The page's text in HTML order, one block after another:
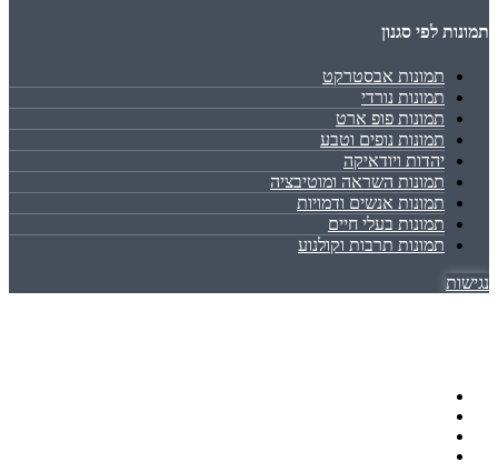
תמונות לפי סגנון
תמונות אבסטרקט
תמונות נורדי
תמונות פופ ארט
תמונות נופים וטבע
יהדות ויודאיקה
תמונות השראה ומוטיבציה
תמונות אנשים ודמויות
תמונות בעלי חיים
תמונות תרבות וקולנוע
נגישות